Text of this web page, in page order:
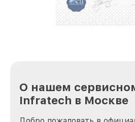
О нашем
Infratech в Москве